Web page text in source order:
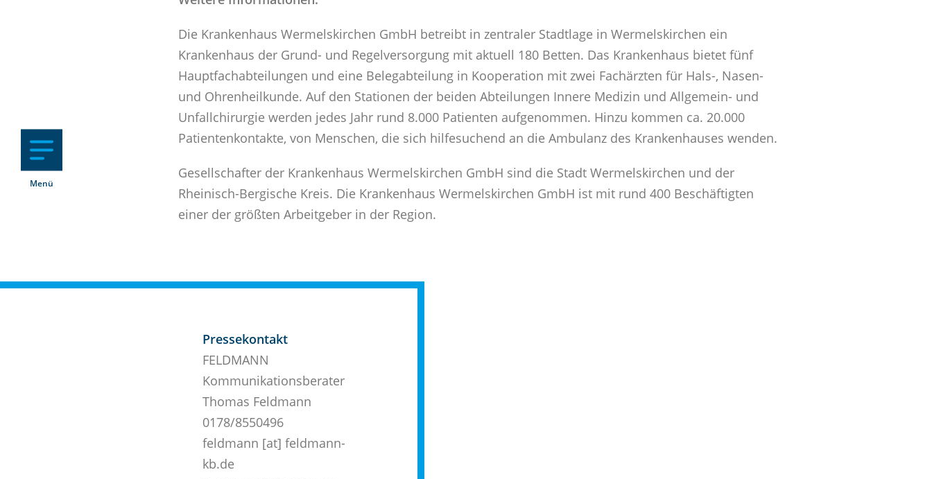
Menü
Die Krankenhaus Wermelskirchen GmbH betreibt in zentraler Stadtlage in Wermelskirchen ein
Krankenhaus der Grund- und Regelversorgung mit aktuell 180 Betten. Das Krankenhaus bietet fünf
Hauptfachabteilungen und eine Belegabteilung in Kooperation mit zwei Fachärzten für Hals-, Nasen-
und Ohrenheilkunde. Auf den Stationen der beiden Abteilungen Innere Medizin und Allgemein- und
Unfallchirurgie werden jedes Jahr rund 8.000 Patienten aufgenommen. Hinzu kommen ca. 20.000
Patientenkontakte, von Menschen, die sich hilfesuchend an die Ambulanz des Krankenhauses wenden.
Gesellschafter der Krankenhaus Wermelskirchen GmbH sind die Stadt Wermelskirchen und der
Rheinisch-Bergische Kreis. Die Krankenhaus Wermelskirchen GmbH ist mit rund 400 Beschäftigten
einer der größten Arbeitgeber in der Region.
Pressekontakt
FELDMANN
Kommunikationsberater
Thomas Feldmann
0178/8550496
feldmann [at]feldmann-
kb.de